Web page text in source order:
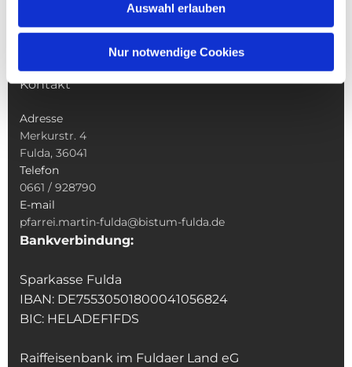
Auswahl erlauben
Nur notwendige Cookies
Veranstaltungen & Angebote
Kindertagesstätte St. Andreas
Kontakt
Adresse
Merkurstr. 4
Fulda, 36041
Telefon
0661 / 928790
E-mail
pfarrei.martin-fulda@bistum-fulda.de
Bankverbindung:
Sparkasse Fulda
IBAN: DE75530501800041056824
BIC: HELADEF1FDS
Raiffeisenbank im Fuldaer Land eG